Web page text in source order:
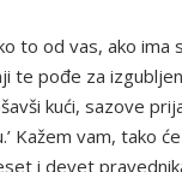
to od vas, ako ima
pođe za
kući, sazove
Kažem vam, tako
i devet